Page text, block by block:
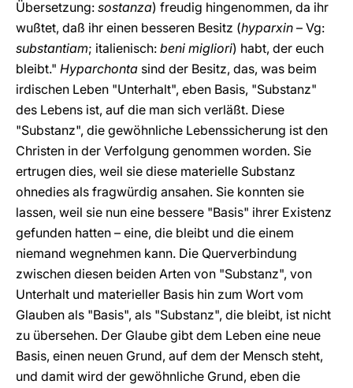
Übersetzung: sostanza) freudig hingenommen, da ihr
wußtet, daß ihr einen besseren Besitz (hyparxin – Vg:
substantiam; italienisch: beni migliori) habt, der euch
bleibt." Hyparchonta sind der Besitz, das, was beim
irdischen Leben "Unterhalt", eben Basis, "Substanz"
des Lebens ist, auf die man sich verläßt. Diese
"Substanz", die gewöhnliche Lebenssicherung ist den
Christen in der Verfolgung genommen worden. Sie
ertrugen dies, weil sie diese materielle Substanz
ohnedies als fragwürdig ansahen. Sie konnten sie
lassen, weil sie nun eine bessere "Basis" ihrer Existenz
gefunden hatten – eine, die bleibt und die einem
niemand wegnehmen kann. Die Querverbindung
zwischen diesen beiden Arten von "Substanz", von
Unterhalt und materieller Basis hin zum Wort vom
Glauben als "Basis", als "Substanz", die bleibt, ist nicht
zu übersehen. Der Glaube gibt dem Leben eine neue
Basis, einen neuen Grund, auf dem der Mensch steht,
und damit wird der gewöhnliche Grund, eben die